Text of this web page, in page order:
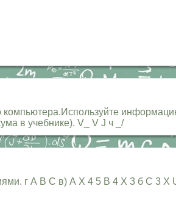
в учебнике). V_ V J ч _/
г А В С в) А X 4 5 В 4 X 3 б С 3 X